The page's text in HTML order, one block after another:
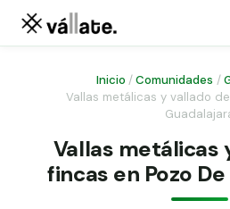
Malla electrosoldada
Malla ganadera
Puerta abatible dos hojas
Puerta acceso peatonal
Inicio /Comunidades /
Vallas metálicas y vallado
Vallas metálicas
fincas en Pozo